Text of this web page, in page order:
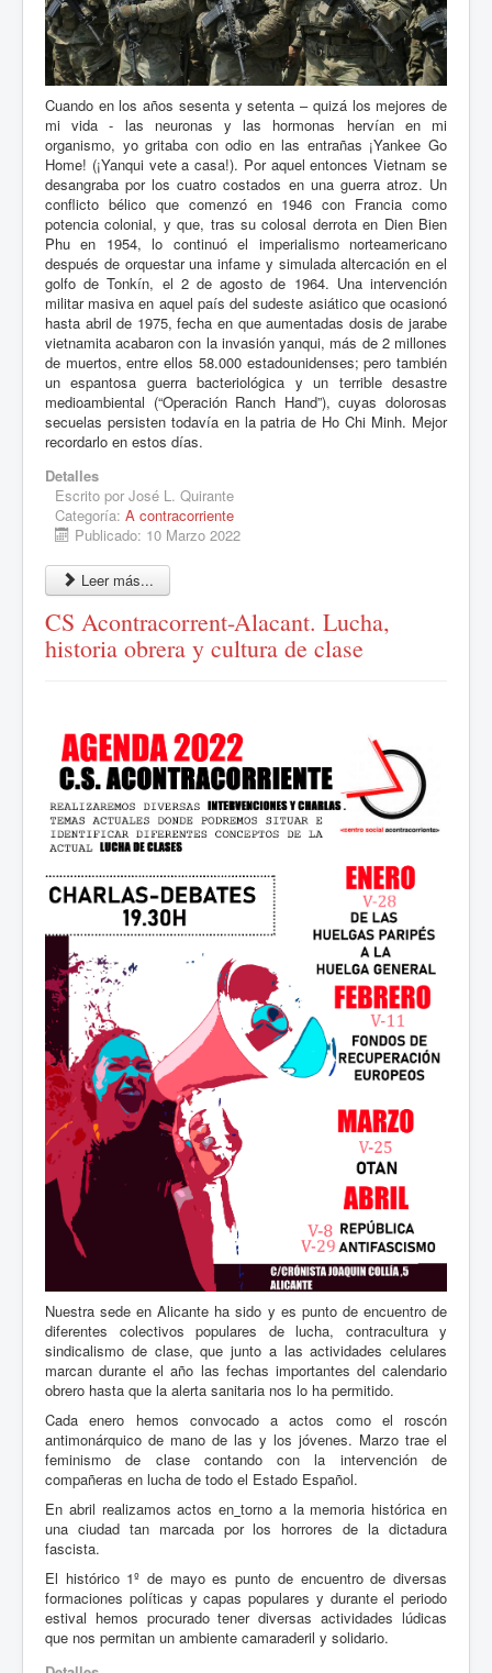
Cuando en los años sesenta y setenta – quizá los mejores de
mi vida - las neuronas y las hormonas hervían en mi
organismo, yo gritaba con odio en las entrañas ¡Yankee Go
Home! (¡Yanqui vete a casa!). Por aquel entonces Vietnam se
desangraba por los cuatro costados en una guerra atroz. Un
conflicto bélico que comenzó en 1946 con Francia como
potencia colonial, y que, tras su colosal derrota en Dien Bien
Phu en 1954, lo continuó el imperialismo norteamericano
después de orquestar una infame y simulada altercación en el
golfo de Tonkín, el 2 de agosto de 1964. Una intervención
militar masiva en aquel país del sudeste asiático que ocasionó
hasta abril de 1975, fecha en que aumentadas dosis de jarabe
vietnamita acabaron con la invasión yanqui, más de 2 millones
de muertos, entre ellos 58.000 estadounidenses; pero también
un espantosa guerra bacteriológica y un terrible desastre
medioambiental (“Operación Ranch Hand”), cuyas dolorosas
secuelas persisten todavía en la patria de Ho Chi Minh. Mejor
recordarlo en estos días.
Detalles
Escrito por José L. Quirante
Categoría: A contracorriente
Publicado: 10 Marzo 2022
Leer más...
CS Acontracorrent-Alacant. Lucha,
historia obrera y cultura de clase
Nuestra sede en Alicante ha sido y es punto de encuentro de
diferentes colectivos populares de lucha, contracultura y
sindicalismo de clase, que junto a las actividades celulares
marcan durante el año las fechas importantes del calendario
obrero hasta que la alerta sanitaria nos lo ha permitido.
Cada enero hemos convocado a actos como el roscón
antimonárquico de mano de las y los jóvenes. Marzo trae el
feminismo de clase contando con la intervención de
compañeras en lucha de todo el Estado Español.
En abril realizamos actos en torno a la memoria histórica en
una ciudad tan marcada por los horrores de la dictadura
fascista.
El histórico 1º de mayo es punto de encuentro de diversas
formaciones políticas y capas populares y durante el periodo
estival hemos procurado tener diversas actividades lúdicas
que nos permitan un ambiente camaraderil y solidario.